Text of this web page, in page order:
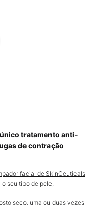
tratamento anti-
de contração
facial de SkinCeuticals
seu tipo de pele;
seco, uma ou duas vezes